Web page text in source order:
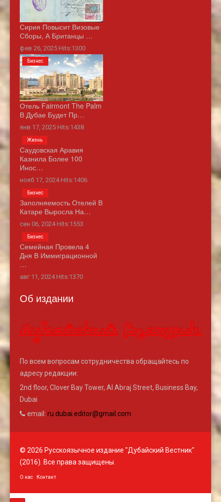
Сирия Повысит Визовые
Сборы, А Британцы …
фев 26, 2025 Hits:1300
Отель Fairmont The Palm
В Дубае Будет Пр…
янв 17, 2025 Hits:1438
Бизнес
Саудовская Аравия
Казнила Более 100
Инос…
нояб 17, 2024 Hits:1406
Жизнь
Заполняемость Отелей В
Катаре Выросла На…
сен 06, 2024 Hits:1553
Бизнес
Семейная Провела 4
Дня В Иммиграционной
…
авг 11, 2024 Hits:1370
Бизнес
Об издании
По всем вопросам сотрудничества обращайтесь по
адресу редакции:
2nd floor, Clover Bay Tower, Al Abraj Street, Business Bay,
Dubai
email: ru.dubai.editor@gmail.com
© 2026 Русскоязычное издание "Дубайский Вестник"
(2016). Все права защищены.
О нас Контакт